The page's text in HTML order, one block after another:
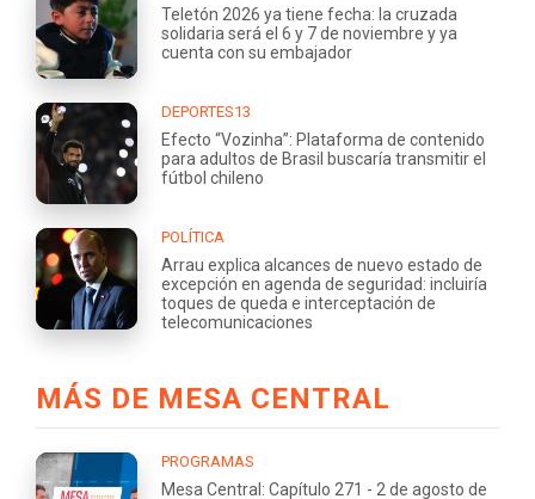
Teletón 2026 ya tiene fecha: la cruzada
solidaria será el 6 y 7 de noviembre y ya
cuenta con su embajador
DEPORTES13
Efecto “Vozinha”: Plataforma de contenido
para adultos de Brasil buscaría transmitir el
fútbol chileno
POLÍTICA
Arrau explica alcances de nuevo estado de
excepción en agenda de seguridad: incluiría
toques de queda e interceptación de
telecomunicaciones
MÁS DE MESA CENTRAL
PROGRAMAS
Mesa Central: Capítulo 271 - 2 de agosto de